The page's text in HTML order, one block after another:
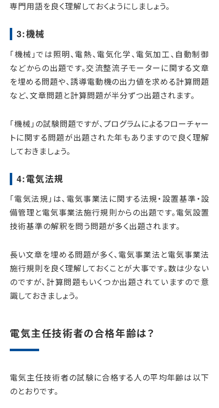
専門用語を良く理解しておくようにしましょう。
3:機械
「機械」では照明、電熱、電気化学、電気加工、自動制御
などからの出題です。交流整流子モーターに関する文章
を埋める問題や、誘導電動機の出力値を求める計算問題
など、文章問題と計算問題が半分ずつ出題されます。
「機械」の試験問題ですが、プログラムによるフローチャー
トに関する問題が出題された年もありますので良く理解
しておきましょう。
4:電気法規
「電気法規」は、電気事業法に関する法規・設置基準・設
備管理と電気事業法施行規則からの出題です。電気設置
技術基準の解釈を問う問題が多く出題されます。
長い文章を埋める問題が多く、電気事業法と電気事業法
施行規則を良く理解しておくことが大事です。数は少ない
のですが、計算問題もいくつか出題されていますので意
識しておきましょう。
電気主任技術者の合格年齢は？
電気主任技術者の試験に合格する人の平均年齢は以下
のとおりです。